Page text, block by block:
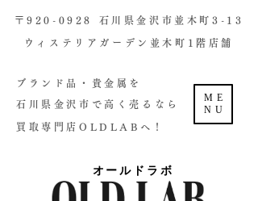
ME
NU
​〒920-0928 石川県金沢市並木町3-13
ウィステリアガーデン並木町1階店舗​
ブランド品・貴金属を
石川県金沢市で高く売るなら
買取専門店OLDLABへ！
オールドラボ